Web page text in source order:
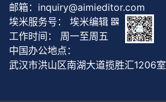
邮箱： inquiry@aimieditor.com
埃米服务号： 埃米编辑
工作时间： 周一至周五
中国办公地点：
武汉市洪山区南湖大道揽胜汇1206室